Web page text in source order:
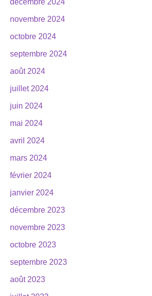
novembre 2024
octobre 2024
septembre 2024
août 2024
juillet 2024
juin 2024
mai 2024
avril 2024
mars 2024
février 2024
janvier 2024
décembre 2023
novembre 2023
octobre 2023
septembre 2023
août 2023